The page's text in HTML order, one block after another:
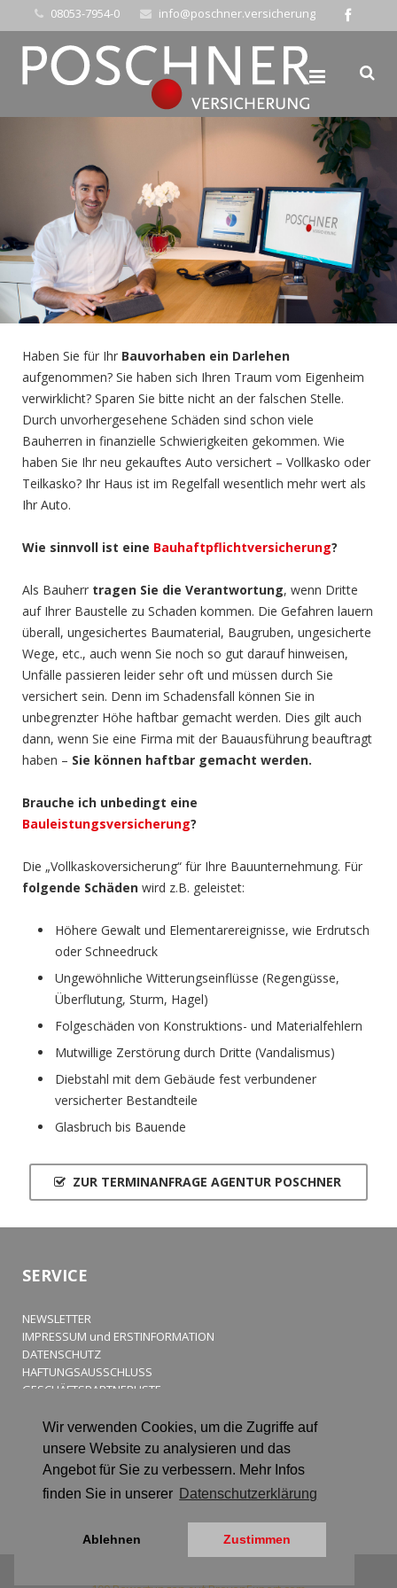
Wir verwenden Cookies, um die Zugriffe auf
unsere Website zu analysieren und das
Angebot für Sie zu verbessern. Mehr Infos
finden Sie in unserer Datenschutzerklärung
Ablehnen Zustimmen
08053-7954-0 info@poschner.versicherung
Haben Sie für Ihr Bauvorhaben ein Darlehen
aufgenommen? Sie haben sich Ihren Traum vom Eigenheim
verwirklicht? Sparen Sie bitte nicht an der falschen Stelle.
Durch unvorhergesehene Schäden sind schon viele
Bauherren in finanzielle Schwierigkeiten gekommen. Wie
haben Sie Ihr neu gekauftes Auto versichert – Vollkasko oder
Teilkasko? Ihr Haus ist im Regelfall wesentlich mehr wert als
Ihr Auto.
Wie sinnvoll ist eine Bauhaftpflichtversicherung?
Als Bauherr tragen Sie die Verantwortung, wenn Dritte
auf Ihrer Baustelle zu Schaden kommen. Die Gefahren lauern
überall, ungesichertes Baumaterial, Baugruben, ungesicherte
Wege, etc., auch wenn Sie noch so gut darauf hinweisen,
Unfälle passieren leider sehr oft und müssen durch Sie
versichert sein. Denn im Schadensfall können Sie in
unbegrenzter Höhe haftbar gemacht werden. Dies gilt auch
dann, wenn Sie eine Firma mit der Bauausführung beauftragt
haben – Sie können haftbar gemacht werden.
Brauche ich unbedingt eine
Bauleistungsversicherung?
Die „Vollkaskoversicherung“ für Ihre Bauunternehmung. Für
folgende Schäden wird z.B. geleistet:
Höhere Gewalt und Elementarereignisse, wie Erdrutsch
oder Schneedruck
Ungewöhnliche Witterungseinflüsse (Regengüsse,
Überflutung, Sturm, Hagel)
Folgeschäden von Konstruktions- und Materialfehlern
Mutwillige Zerstörung durch Dritte (Vandalismus)
Diebstahl mit dem Gebäude fest verbundener
versicherter Bestandteile
Glasbruch bis Bauende
ZUR TERMINANFRAGE AGENTUR POSCHNER
SERVICE
NEWSLETTER
IMPRESSUM und ERSTINFORMATION
DATENSCHUTZ
HAFTUNGSAUSSCHLUSS
GESCHÄFTSPARTNERLISTE
Gut beraten. Gut versichert. Gut betreut.